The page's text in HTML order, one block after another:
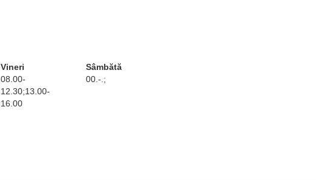
Vineri
08.00-
12.30;13.00-
16.00
Sâmbătă
00.-.;